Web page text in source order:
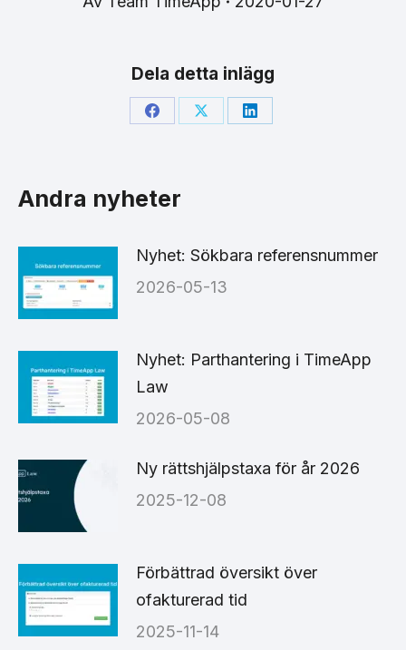
Dela detta inlägg
Share Share Share
Andra nyheter
Nyhet: Sökbara referensnummer
2026-05-13
Nyhet: Parthantering i TimeApp
Law
2026-05-08
Ny rättshjälpstaxa för år 2026
2025-12-08
Förbättrad översikt över
ofakturerad tid
2025-11-14